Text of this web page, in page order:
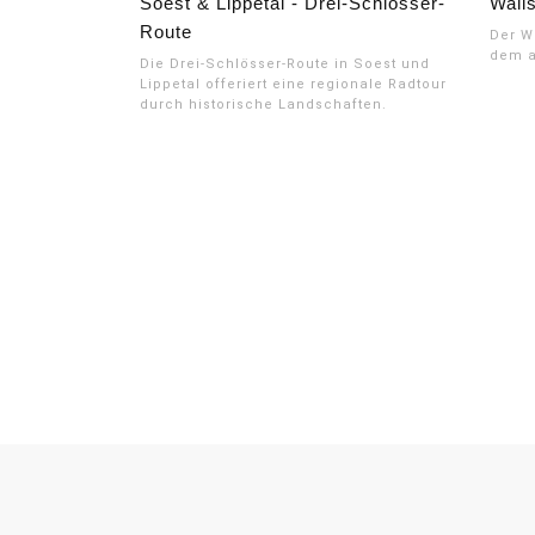
Route
Die Drei-Schlösser-Route in Soest und
Lippetal offeriert eine regionale Radtour
durch historische Landschaften.
Der
dem